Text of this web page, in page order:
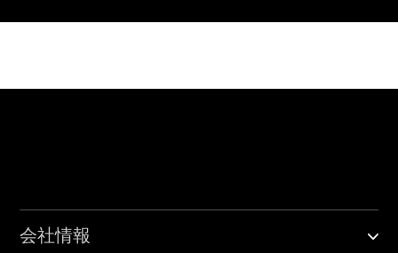
会社情報